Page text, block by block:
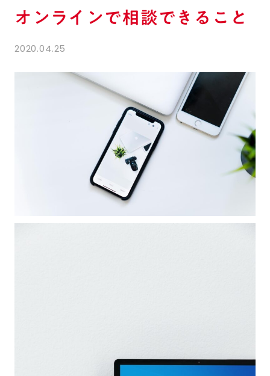
オンラインで相談できること
2020.04.25